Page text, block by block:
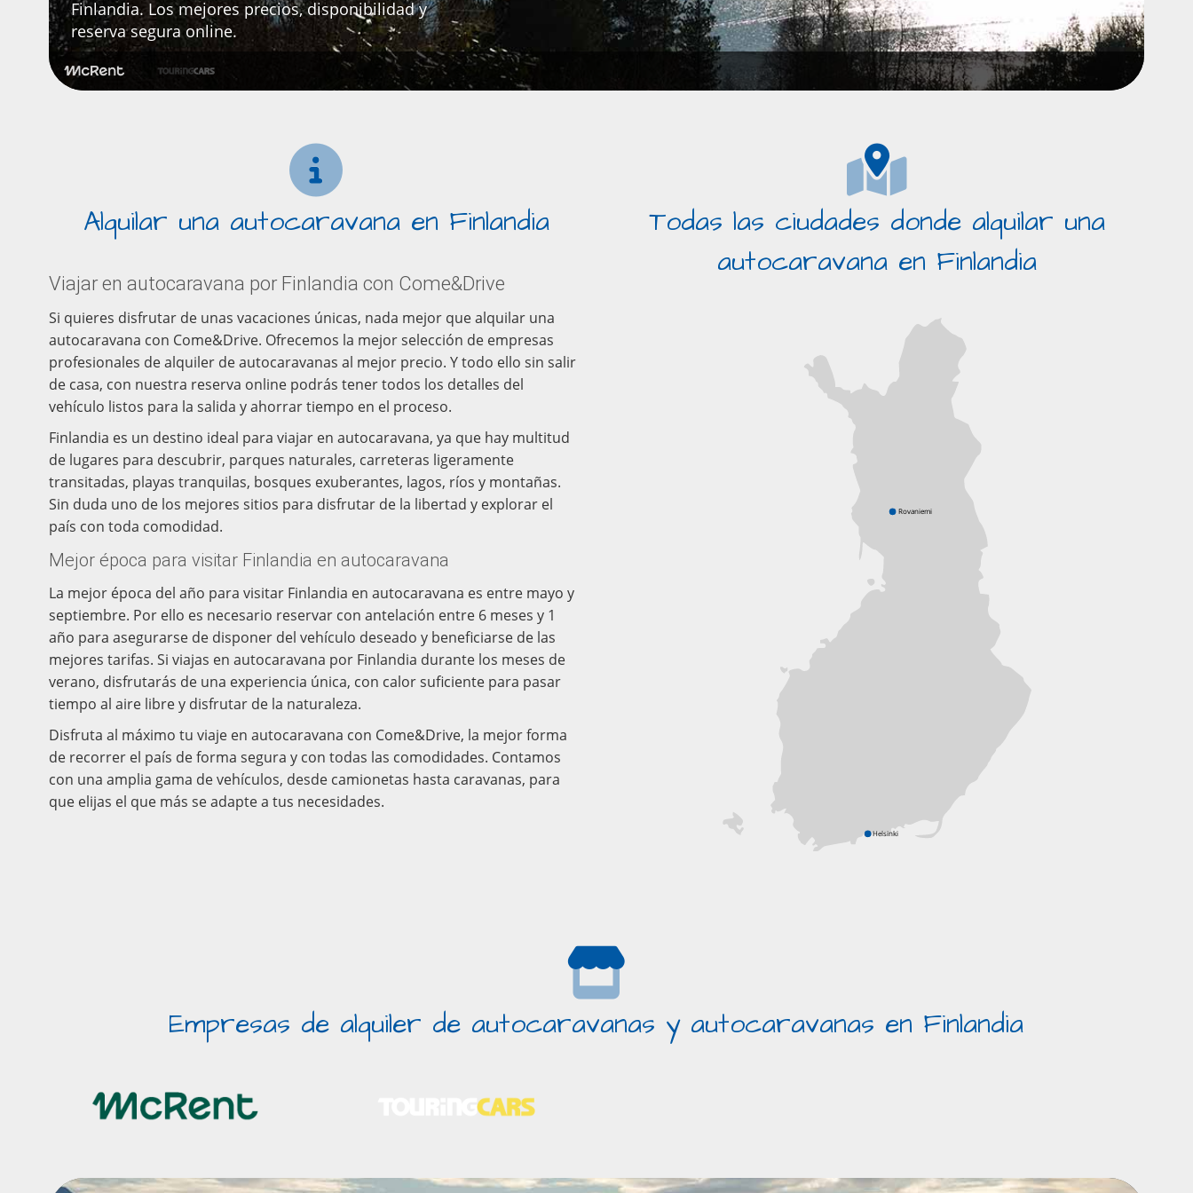
Finlandia. Los mejores precios, disponibilidad y
reserva segura online.
Alquilar una autocaravana en Finlandia
Viajar en autocaravana por Finlandia con Come&Drive
Si quieres disfrutar de unas vacaciones únicas, nada mejor que alquilar una
autocaravana con Come&Drive. Ofrecemos la mejor selección de empresas
profesionales de alquiler de autocaravanas al mejor precio. Y todo ello sin salir
de casa, con nuestra reserva online podrás tener todos los detalles del
vehículo listos para la salida y ahorrar tiempo en el proceso.
Finlandia es un destino ideal para viajar en autocaravana, ya que hay multitud
de lugares para descubrir, parques naturales, carreteras ligeramente
transitadas, playas tranquilas, bosques exuberantes, lagos, ríos y montañas.
Sin duda uno de los mejores sitios para disfrutar de la libertad y explorar el
país con toda comodidad.
Mejor época para visitar Finlandia en autocaravana
La mejor época del año para visitar Finlandia en autocaravana es entre mayo y
septiembre. Por ello es necesario reservar con antelación entre 6 meses y 1
año para asegurarse de disponer del vehículo deseado y beneficiarse de las
mejores tarifas. Si viajas en autocaravana por Finlandia durante los meses de
verano, disfrutarás de una experiencia única, con calor suficiente para pasar
tiempo al aire libre y disfrutar de la naturaleza.
Disfruta al máximo tu viaje en autocaravana con Come&Drive, la mejor forma
de recorrer el país de forma segura y con todas las comodidades. Contamos
con una amplia gama de vehículos, desde camionetas hasta caravanas, para
que elijas el que más se adapte a tus necesidades.
Todas las ciudades donde alquilar una
autocaravana en Finlandia
Helsinki
Rovaniemi
Empresas de alquiler de autocaravanas y autocaravanas en Finlandia